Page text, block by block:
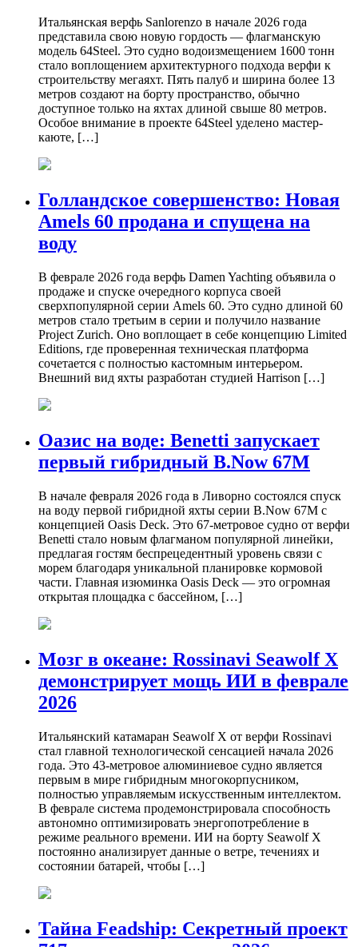
Итальянская верфь Sanlorenzo в начале 2026 года
представила свою новую гордость — флагманскую
модель 64Steel. Это судно водоизмещением 1600 тонн
стало воплощением архитектурного подхода верфи к
строительству мегаяхт. Пять палуб и ширина более 13
метров создают на борту пространство, обычно
доступное только на яхтах длиной свыше 80 метров.
Особое внимание в проекте 64Steel уделено мастер-
каюте, […]
Голландское совершенство: Новая
Amels 60 продана и спущена на
воду
В феврале 2026 года верфь Damen Yachting объявила о
продаже и спуске очередного корпуса своей
сверхпопулярной серии Amels 60. Это судно длиной 60
метров стало третьим в серии и получило название
Project Zurich. Оно воплощает в себе концепцию Limited
Editions, где проверенная техническая платформа
сочетается с полностью кастомным интерьером.
Внешний вид яхты разработан студией Harrison […]
Оазис на воде: Benetti запускает
первый гибридный B.Now 67M
В начале февраля 2026 года в Ливорно состоялся спуск
на воду первой гибридной яхты серии B.Now 67M с
концепцией Oasis Deck. Это 67-метровое судно от верфи
Benetti стало новым флагманом популярной линейки,
предлагая гостям беспрецедентный уровень связи с
морем благодаря уникальной планировке кормовой
части. Главная изюминка Oasis Deck — это огромная
открытая площадка с бассейном, […]
Мозг в океане: Rossinavi Seawolf X
демонстрирует мощь ИИ в феврале
2026
Итальянский катамаран Seawolf X от верфи Rossinavi
стал главной технологической сенсацией начала 2026
года. Это 43-метровое алюминиевое судно является
первым в мире гибридным многокорпусником,
полностью управляемым искусственным интеллектом.
В феврале система продемонстрировала способность
автономно оптимизировать энергопотребление в
режиме реального времени. ИИ на борту Seawolf X
постоянно анализирует данные о ветре, течениях и
состоянии батарей, чтобы […]
Тайна Feadship: Секретный проект